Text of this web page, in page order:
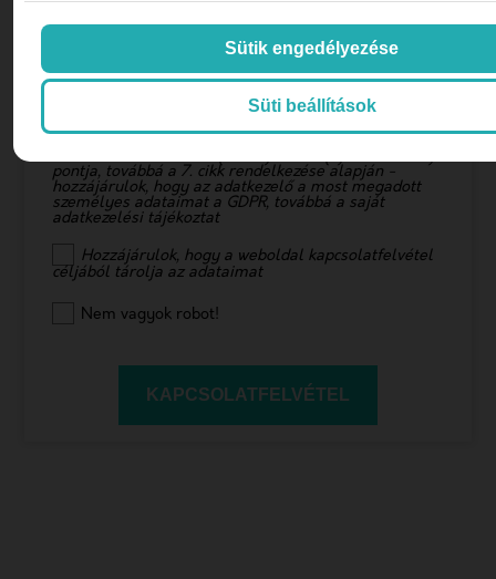
Üzenet
A checkbox pipálásával - az Általános
pontja, továbbá a 7. cikk rendelkezése alapján -
hozzájárulok, hogy az adatkezelő a most megadott
személyes adataimat a GDPR, továbbá a saját
adatkezelési tájékoztat
Hozzájárulok, hogy a weboldal kapcsolatfelvétel
céljából tárolja az adataimat
Nem vagyok robot!
KAPCSOLATFELVÉTEL
Sütik engedélyezése
Süti beállítások